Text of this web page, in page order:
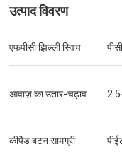
राहेल स्टर्लिंग
ग्राहक सेवा के लिए अपनी कृतज्ञता
उत्पाद विवरण
एफपीसी झिल्ली स्विच
आवाज़ का उतार-चढ़ाव
कीपैड बटन सामग्री